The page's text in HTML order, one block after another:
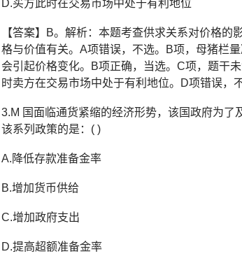
D.买方此时在交易市场中处于有利地位
【答案】B。解析：本题考查供求关系对价格
格与价值有关。A项错误，不选。B项，母猪栏
会引起价格变化。B项正确，当选。C项，题干
时卖方在交易市场中处于有利地位。D项错误，
3.M 国面临通货紧缩的经济形势，该国政府为
该系列政策的是：( )
A.降低存款准备金率
B.增加货币供给
C.增加政府支出
D.提高超额准备金率